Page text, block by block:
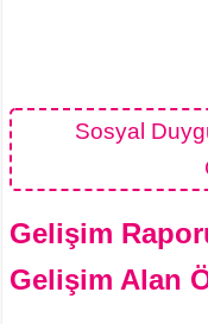
Sosyal
Gelişim
Gelişim Alan